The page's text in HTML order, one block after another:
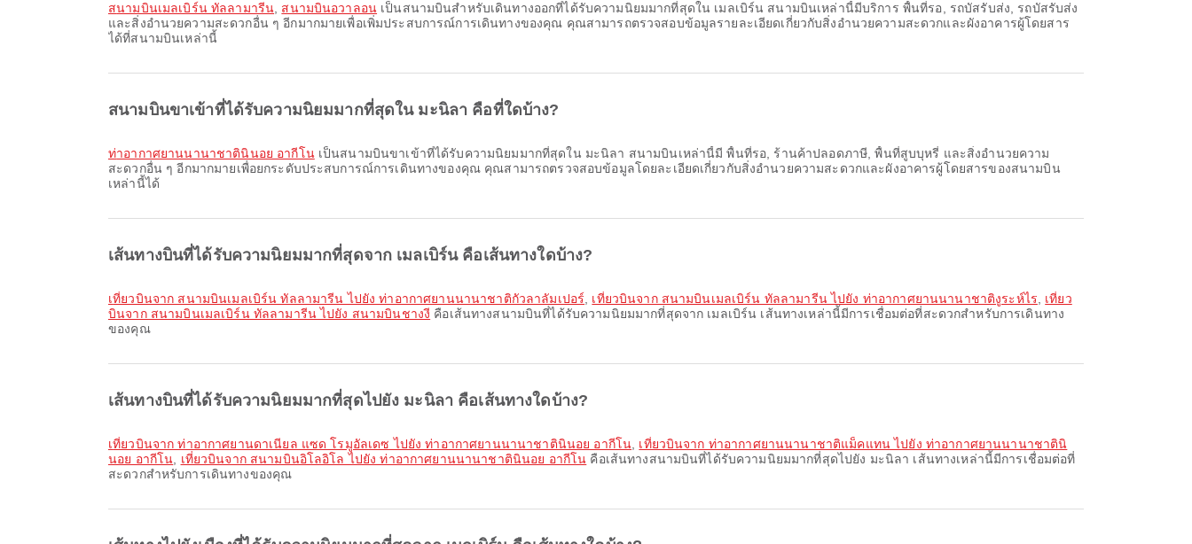
สนามบินเมลเบิร์น ทัลลามารีน สนามบินอวาลอน เป็นสนามบินสำหรับเดินทางออกที่ได้รับความนิยมมากที่สุดใน เมลเบิร์น สนามบินเหล่านี้มีบริการ พื้นที่รอ, รถบัสรับส่ง, รถบัสรับส่ง
และสิ่งอำนวยความสะดวกอื่น ๆ อีกมากมายเพื่อเพิ่มประสบการณ์การเดินทางของคุณ คุณสามารถตรวจสอบข้อมูลรายละเอียดเกี่ยวกับสิ่งอำนวยความสะดวกและผังอาคารผู้โดยสาร
ได้ที่สนามบินเหล่านี้
สนามบินขาเข้าที่ได้รับความนิยมมากที่สุดใน มะนิลา คือที่ใดบ้าง?
ท่าอากาศยานนานาชาตินินอย อากีโนเป็นสนามบินขาเข้าที่ได้รับความนิยมมากที่สุดใน มะนิลา สนามบินเหล่านี้มี พื้นที่รอ, ร้านค้าปลอดภาษี, พื้นที่สูบบุหรี่ และสิ่งอำนวยความ
สะดวกอื่น ๆ อีกมากมายเพื่อยกระดับประสบการณ์การเดินทางของคุณ คุณสามารถตรวจสอบข้อมูลโดยละเอียดเกี่ยวกับสิ่งอำนวยความสะดวกและผังอาคารผู้โดยสารของสนามบิน
เหล่านี้ได้
เส้นทางบินที่ได้รับความนิยมมากที่สุดจาก เมลเบิร์น คือเส้นทางใดบ้าง?
เที่ยวบินจาก สนามบินเมลเบิร์น ทัลลามารีน ไปยัง ท่าอากาศยานนานาชาติกัวลาลัมเปอร์ เที่ยวบินจาก สนามบินเมลเบิร์น ทัลลามารีน ไปยัง ท่าอากาศยานนานาชาติงูระห์ไร
เที่ยว
บินจาก สนามบินเมลเบิร์น ทัลลามารีน ไปยัง สนามบินชางงี คือเส้นทางสนามบินที่ได้รับความนิยมมากที่สุดจาก เมลเบิร์น เส้นทางเหล่านี้มีการเชื่อมต่อที่สะดวกสำหรับการเดินทาง
ของคุณ
เส้นทางบินที่ได้รับความนิยมมากที่สุดไปยัง มะนิลา คือเส้นทางใดบ้าง?
เที่ยวบินจาก ท่าอากาศยานดาเนียล แซด โรมูอัลเดซ ไปยัง ท่าอากาศยานนานาชาตินินอย อากีโน เที่ยวบินจาก ท่าอากาศยานนานาชาติแม็คแทน ไปยัง ท่าอากาศยานนานาชาตินิ
นอย อากีโน
เที่ยวบินจาก สนามบินอิโลอิโล ไปยัง ท่าอากาศยานนานาชาตินินอย อากีโน คือเส้นทางสนามบินที่ได้รับความนิยมมากที่สุดไปยัง มะนิลา เส้นทางเหล่านี้มีการเชื่อมต่อที่
สะดวกสำหรับการเดินทางของคุณ